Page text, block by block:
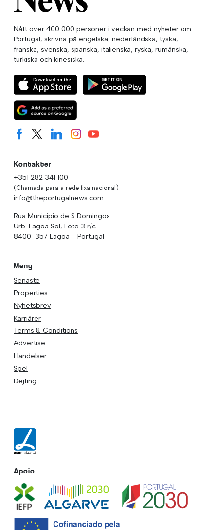
Nått över 400 000 personer i veckan med nyheter om
Portugal, skrivna på engelska, nederländska, tyska,
franska, svenska, spanska, italienska, ryska, rumänska,
turkiska och kinesiska.
Kontakter
+351 282 341 100
(Chamada para a rede fixa nacional)
info@theportugalnews.com
Rua Municipio de S Domingos
Urb. Lagoa Sol, Lote 3 r/c
8400-357 Lagoa - Portugal
Meny
Senaste
Properties
Nyhetsbrev
Karriärer
Terms & Conditions
Advertise
Händelser
Spel
Dejting
Apoio